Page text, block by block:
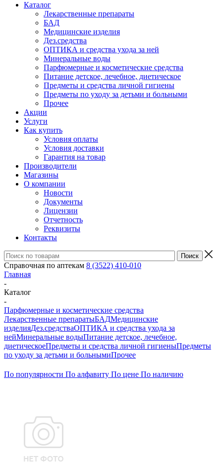
Каталог
Лекарственные препараты
БАД
Медицинские изделия
Дез.средства
ОПТИКА и средства ухода за ней
Минеральные воды
Парфюмерные и косметические средства
Питание детское, лечебное, диетическое
Предметы и средства личной гигиены
Предметы по уходу за детьми и больными
Прочее
Акции
Услуги
Как купить
Условия оплаты
Условия доставки
Гарантия на товар
Производители
Магазины
О компании
Новости
Документы
Лицензии
Отчетность
Реквизиты
Контакты
Справочная по аптекам 8 (3522) 410-010
Главная
-
Каталог
-
Парфюмерные и косметические средства
Лекарственные препаратыБАДМедицинские
изделияДез.средстваОПТИКА и средства ухода за
нейМинеральные водыПитание детское, лечебное,
диетическоеПредметы и средства личной гигиеныПредметы
по уходу за детьми и больнымиПрочее
По популярности По алфавиту По цене По наличию